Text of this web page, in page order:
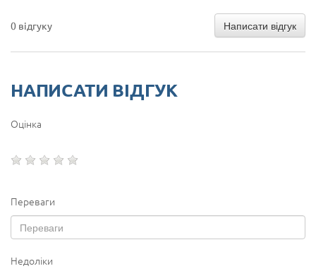
0 відгуку Написати відгук
НАПИСАТИ ВІДГУК
Оцінка
Переваги
Недоліки